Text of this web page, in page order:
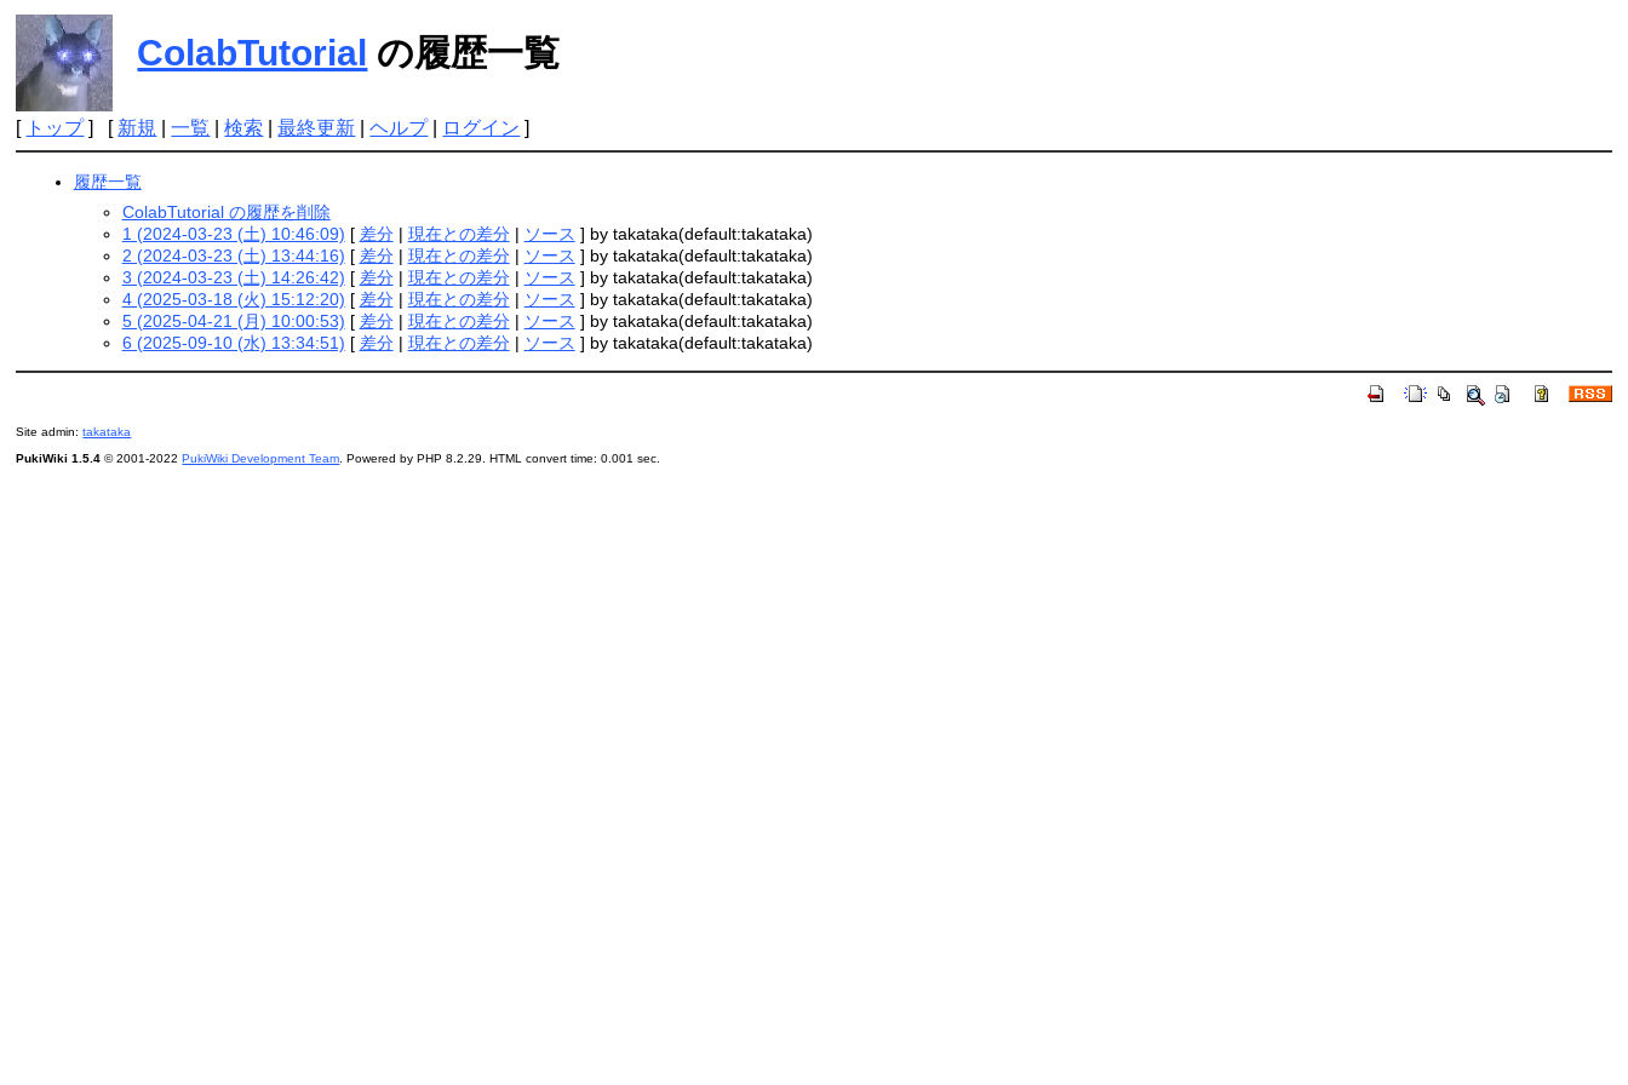
ColabTutorial の履歴一覧
[ トップ] [ 新規 |一覧 |検索 |最終更新 |ヘルプ| ログイン ]
履歴一覧
ColabTutorial の履歴を削除
1 (2024-03-23 (土) 10:46:09) [ 差分| 現在との差分| ソース ] by takataka(default:takataka)
2 (2024-03-23 (土) 13:44:16) [ 差分| 現在との差分| ソース ] by takataka(default:takataka)
3 (2024-03-23 (土) 14:26:42) [ 差分| 現在との差分| ソース ] by takataka(default:takataka)
4 (2025-03-18 (火) 15:12:20) [ 差分| 現在との差分| ソース ] by takataka(default:takataka)
5 (2025-04-21 (月) 10:00:53) [ 差分| 現在との差分| ソース ] by takataka(default:takataka)
6 (2025-09-10 (水) 13:34:51) [ 差分| 現在との差分| ソース ] by takataka(default:takataka)
Site admin:takataka
PukiWiki 1.5.4 © 2001-2022 PukiWiki Development Team. Powered by PHP 8.2.29. HTML convert time: 0.001 sec.